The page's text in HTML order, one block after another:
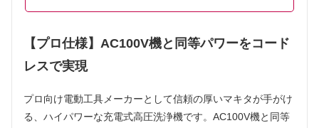
【プロ仕様】AC100V機と同等パワーをコード
レスで実現
プロ向け電動工具メーカーとして信頼の厚いマキタが手がけ
る、ハイパワーな充電式高圧洗浄機です。AC100V機と同等